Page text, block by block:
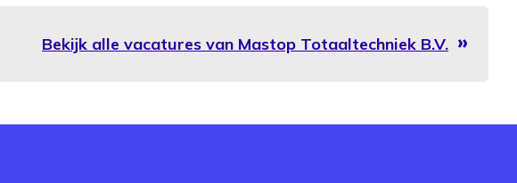
Bekijk alle vacatures van Mastop Totaaltechniek B.V.